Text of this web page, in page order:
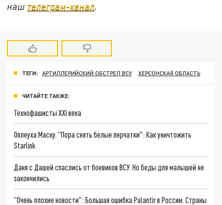
наш телеграм-канал.
ТЕГИ: АРТИЛЛЕРИЙСКИЙ ОБСТРЕЛ ВСУ ХЕРСОНСКАЯ ОБЛАСТЬ
ЧИТАЙТЕ ТАКЖЕ:
Технофашисты XXI века
Оплеуха Маску. "Пора снять белые перчатки": Как уничтожить
Starlink
Даня с Дашей спаслись от боевиков ВСУ. Но беды для малышей не
закончились
"Очень плохие новости": Большая ошибка Palantir в России. Страны